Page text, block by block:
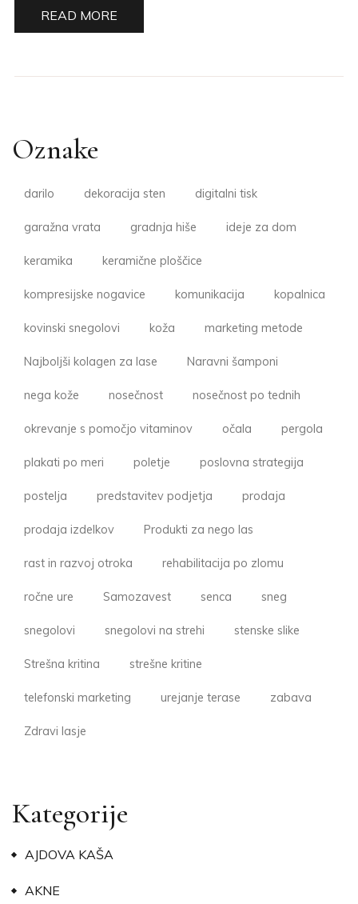
READ MORE
Oznake
darilo dekoracija sten digitalni tisk
garažna vrata gradnja hiše ideje za dom
keramika keramične ploščice
kompresijske nogavice komunikacija kopalnica
kovinski snegolovi koža marketing metode
Najboljši kolagen za lase Naravni šamponi
nega kože nosečnost nosečnost po tednih
okrevanje s pomočjo vitaminov očala pergola
plakati po meri poletje poslovna strategija
postelja predstavitev podjetja prodaja
prodaja izdelkov Produkti za nego las
rast in razvoj otroka rehabilitacija po zlomu
ročne ure Samozavest senca sneg
snegolovi snegolovi na strehi stenske slike
Strešna kritina strešne kritine
telefonski marketing urejanje terase zabava
Zdravi lasje
Kategorije
AJDOVA KAŠA
AKNE